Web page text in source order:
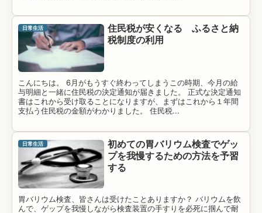
日常生活
住民税が安くなる ふるさと納
税制度の利用
こんにちは。 6月がもうすぐ終わってしまうこの時期、今月の給
与明細と一緒に住民税の決定通知が届きました。 正式な決定通知
書はこれから受け取ることになりますが、まずはこれから１年間
支払う住民税の金額がわかりました。 住民税...
日常生活
初めての胃バリウム検査でゲッ
プを我慢するための方法を予習
する
胃バリウム検査、皆さんは受けたことありますか？ バリウムを飲
んで、ゲップを我慢しながら検査装置の手すりを必死に掴んで耐